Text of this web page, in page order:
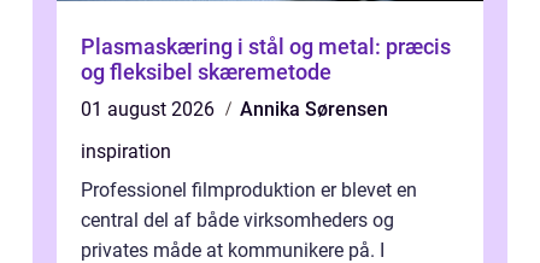
Plasmaskæring i stål og metal: præcis
og fleksibel skæremetode
01 august 2026
Annika Sørensen
inspiration
Professionel filmproduktion er blevet en
central del af både virksomheders og
privates måde at kommunikere på. I